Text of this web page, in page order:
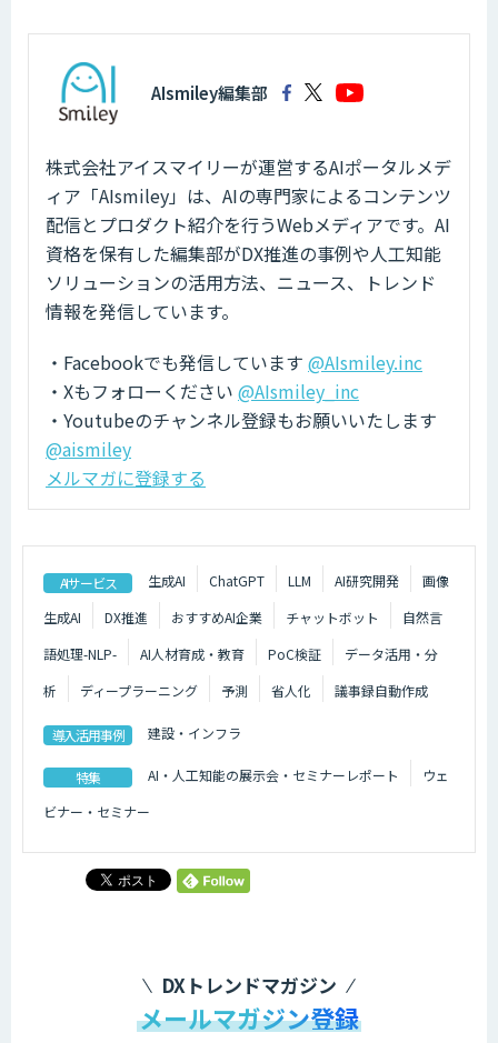
AIsmiley編集部
株式会社アイスマイリーが運営するAIポータルメデ
ィア「AIsmiley」は、AIの専門家によるコンテンツ
配信とプロダクト紹介を行うWebメディアです。AI
資格を保有した編集部がDX推進の事例や人工知能
ソリューションの活用方法、ニュース、トレンド
情報を発信しています。
・Facebookでも発信しています @AIsmiley.inc
・Xもフォローください @AIsmiley_inc
・Youtubeのチャンネル登録もお願いいたします
@aismiley
メルマガに登録する
AIサービス 生成AI ChatGPT LLM AI研究開発
画像
生成AI
DX推進 おすすめAI企業 チャットボット
自然言
語処理-NLP-
AI人材育成・教育 PoC検証
データ活用・分
析
ディープラーニング 予測 省人化 議事録自動作成
導入活用事例 建設・インフラ
特集 AI・人工知能の展示会・セミナーレポート
ウェ
ビナー・セミナー
DXトレンドマガジン
メールマガジン登録